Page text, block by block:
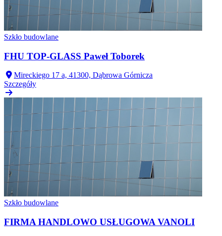
Szkło budowlane
FHU TOP-GLASS Paweł Toborek
Mireckiego 17 a, 41300, Dąbrowa Górnicza
Szczegóły
Szkło budowlane
FIRMA HANDLOWO USŁUGOWA VANOLI